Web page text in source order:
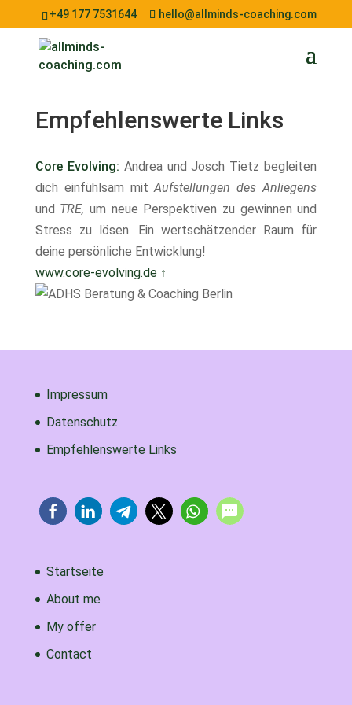
+49 177 7531644 hello@allminds-coaching.com
Empfehlenswerte Links
Core Evolving: Andrea und Josch Tietz begleiten
dich einfühlsam mitAufstellungen des Anliegens
und TRE, um neue Perspektiven zu gewinnen und
Stress zu lösen. Ein wertschätzender Raum für
deine persönliche Entwicklung!
www.core-evolving.de ↑
Impressum
Datenschutz
Empfehlenswerte Links
Startseite
About me
My offer
Contact